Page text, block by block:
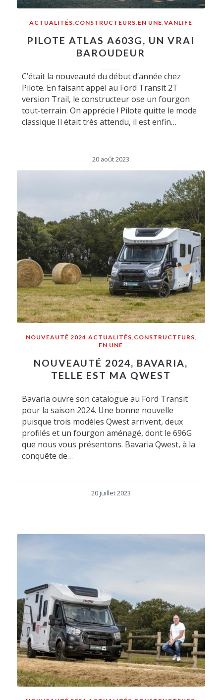
ACTUALITÉS, CONSTRUCTEURS, EN UNE,VANLIFE
PILOTE ATLAS A603G, UN VRAI
BAROUDEUR
C’était la nouveauté du début d’année chez
Pilote. En faisant appel au Ford Transit 2T
version Trail, le constructeur ose un fourgon
tout-terrain. On apprécie ! Pilote quitte le mode
classique Il était très attendu, il est enfin…
20 août 2023
NOUVEAUTÉ 2024,ACTUALITÉS, CONSTRUCTEURS,
EN UNE
NOUVEAUTÉ 2024, BAVARIA,
TELLE EST MA QWEST
Bavaria ouvre son catalogue au Ford Transit
pour la saison 2024. Une bonne nouvelle
puisque trois modèles Qwest arrivent, deux
profilés et un fourgon aménagé, dont le 696G
que nous vous présentons. Bavaria Qwest, à la
conquête de…
20 juillet 2023